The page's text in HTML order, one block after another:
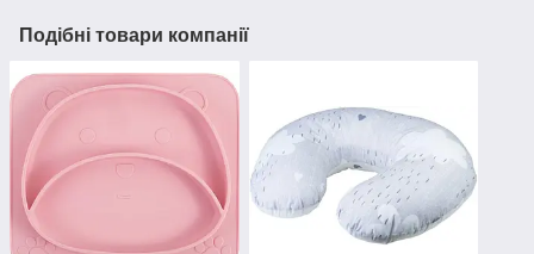
Подібні товари компанії